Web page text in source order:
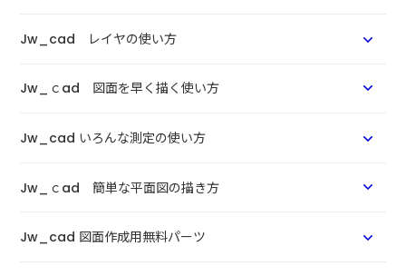
Jw_cad レイヤの使い方
Jw_ｃad 図面を早く描く使い方
Jw_cad いろんな測定の使い方
Jw_ｃad 簡単な平面図の描き方
Jw_cad 図面作成用無料パーツ